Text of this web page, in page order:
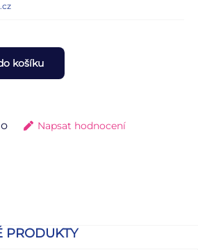
košíku
Napsat hodnocení
PRODUKTY